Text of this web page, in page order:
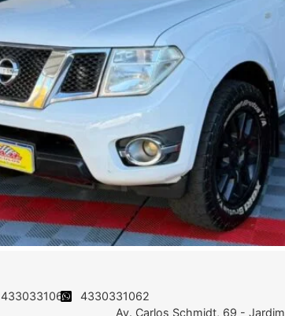
4330331062
4330331062
Av. Carlos Schmidt, 69 - Jardim